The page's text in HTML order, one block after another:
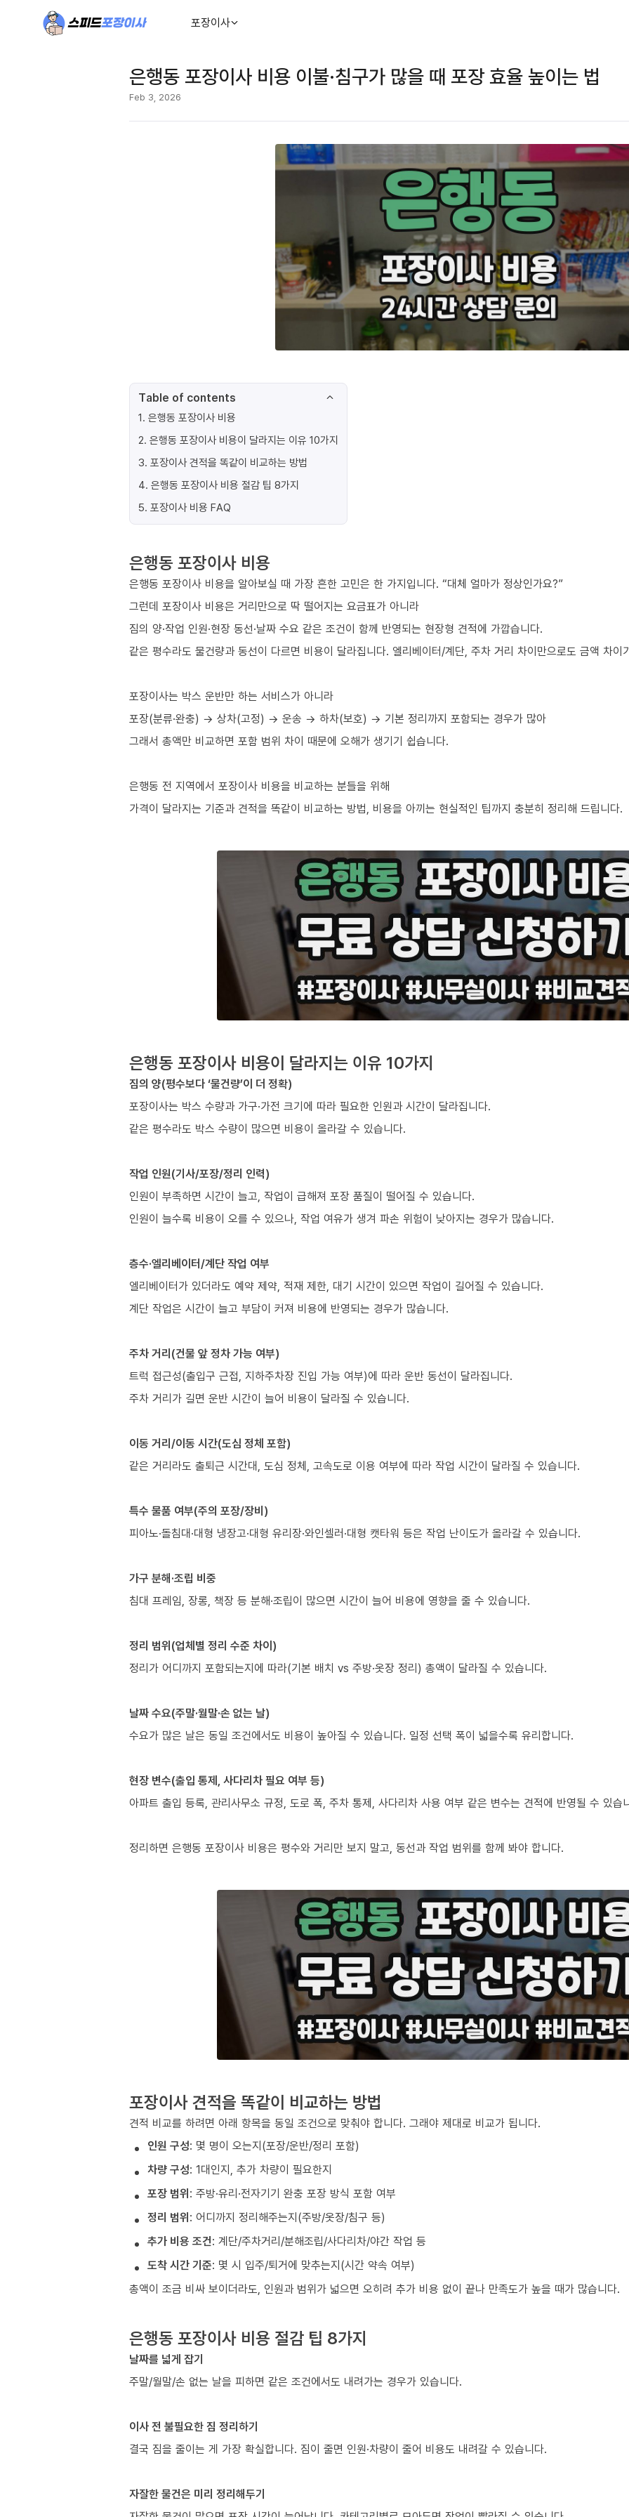
포장이사
은행동 포장이사 비용 이불·침구가 많을 때 포장 효율 높이는 법
Feb 3, 2026
Table of contents
1. 은행동 포장이사 비용
2. 은행동 포장이사 비용이 달라지는 이유 10가지
3. 포장이사 견적을 똑같이 비교하는 방법
4. 은행동 포장이사 비용 절감 팁 8가지
5. 포장이사 비용 FAQ
은행동 포장이사 비용
은행동 포장이사 비용을 알아보실 때 가장 흔한 고민은 한 가지입니다. “대체 얼마가 정상인가요?”
그런데 포장이사 비용은 거리만으로 딱 떨어지는 요금표가 아니라
짐의 양·작업 인원·현장 동선·날짜 수요 같은 조건이 함께 반영되는 현장형 견적에 가깝습니다.
같은 평수라도 물건량과 동선이 다르면 비용이 달라집니다. 엘리베이터/계단, 주차 거리 차이만으로도 금액 차이
포장이사는 박스 운반만 하는 서비스가 아니라
포장(분류·완충) → 상차(고정) → 운송 → 하차(보호) → 기본 정리까지 포함되는 경우가 많아
그래서 총액만 비교하면 포함 범위 차이 때문에 오해가 생기기 쉽습니다.
은행동 전 지역에서 포장이사 비용을 비교하는 분들을 위해
가격이 달라지는 기준과 견적을 똑같이 비교하는 방법, 비용을 아끼는 현실적인 팁까지 충분히 정리해 드립니다.
은행동 포장이사 비용이 달라지는 이유 10가지
짐의 양(평수보다 ‘물건량’이 더 정확)
포장이사는 박스 수량과 가구·가전 크기에 따라 필요한 인원과 시간이 달라집니다.
같은 평수라도 박스 수량이 많으면 비용이 올라갈 수 있습니다.
작업 인원(기사/포장/정리 인력)
인원이 부족하면 시간이 늘고, 작업이 급해져 포장 품질이 떨어질 수 있습니다.
인원이 늘수록 비용이 오를 수 있으나, 작업 여유가 생겨 파손 위험이 낮아지는 경우가 많습니다.
층수·엘리베이터/계단 작업 여부
엘리베이터가 있더라도 예약 제약, 적재 제한, 대기 시간이 있으면 작업이 길어질 수 있습니다.
계단 작업은 시간이 늘고 부담이 커져 비용에 반영되는 경우가 많습니다.
주차 거리(건물 앞 정차 가능 여부)
트럭 접근성(출입구 근접, 지하주차장 진입 가능 여부)에 따라 운반 동선이 달라집니다.
주차 거리가 길면 운반 시간이 늘어 비용이 달라질 수 있습니다.
이동 거리/이동 시간(도심 정체 포함)
같은 거리라도 출퇴근 시간대, 도심 정체, 고속도로 이용 여부에 따라 작업 시간이 달라질 수 있습니다.
특수 물품 여부(주의 포장/장비)
피아노·돌침대·대형 냉장고·대형 유리장·와인셀러·대형 캣타워 등은 작업 난이도가 올라갈 수 있습니다.
가구 분해·조립 비중
침대 프레임, 장롱, 책장 등 분해·조립이 많으면 시간이 늘어 비용에 영향을 줄 수 있습니다.
정리 범위(업체별 정리 수준 차이)
정리가 어디까지 포함되는지에 따라(기본 배치 vs 주방·옷장 정리) 총액이 달라질 수 있습니다.
날짜 수요(주말·월말·손 없는 날)
수요가 많은 날은 동일 조건에서도 비용이 높아질 수 있습니다. 일정 선택 폭이 넓을수록 유리합니다.
현장 변수(출입 통제, 사다리차 필요 여부 등)
아파트 출입 등록, 관리사무소 규정, 도로 폭, 주차 통제, 사다리차 사용 여부 같은 변수는 견적에 반영될 수 있습
정리하면 은행동 포장이사 비용은 평수와 거리만 보지 말고, 동선과 작업 범위를 함께 봐야 합니다.
포장이사 견적을 똑같이 비교하는 방법
견적 비교를 하려면 아래 항목을 동일 조건으로 맞춰야 합니다. 그래야 제대로 비교가 됩니다.
인원 구성: 몇 명이 오는지(포장/운반/정리 포함)
차량 구성: 1대인지, 추가 차량이 필요한지
포장 범위: 주방·유리·전자기기 완충 포장 방식 포함 여부
정리 범위: 어디까지 정리해주는지(주방/옷장/침구 등)
추가 비용 조건: 계단/주차거리/분해조립/사다리차/야간 작업 등
도착 시간 기준: 몇 시 입주/퇴거에 맞추는지(시간 약속 여부)
총액이 조금 비싸 보이더라도, 인원과 범위가 넓으면 오히려 추가 비용 없이 끝나 만족도가 높을 때가 많습니다.
은행동 포장이사 비용 절감 팁 8가지
날짜를 넓게 잡기
주말/월말/손 없는 날을 피하면 같은 조건에서도 내려가는 경우가 있습니다.
이사 전 불필요한 짐 정리하기
결국 짐을 줄이는 게 가장 확실합니다. 짐이 줄면 인원·차량이 줄어 비용도 내려갈 수 있습니다.
자잘한 물건은 미리 정리해두기